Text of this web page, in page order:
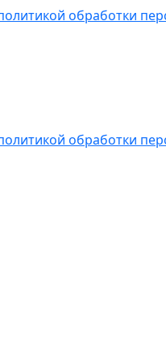
обработки
обработки